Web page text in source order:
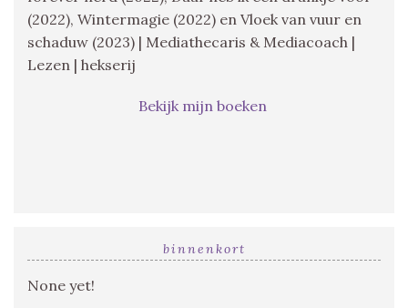
(2022), Wintermagie (2022) en Vloek van vuur en
schaduw (2023) | Mediathecaris & Mediacoach |
Lezen | hekserij
Bekijk mijn boeken
binnenkort
None yet!